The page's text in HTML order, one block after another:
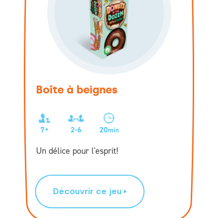
Boîte à beignes
7+ 2-6 20min
Un délice pour l'esprit!
Découvrir ce jeu